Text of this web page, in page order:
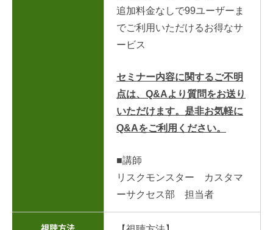
追加料金なしで99ユーザーま
でご利用いただけるお得なサ
ービス
セミナー内容に関するご不明
点は、Q&Aより質問をお送り
いただけます。是非お気軽に
Q&Aをご利用ください。
■講師
リスクモンスター カスタマ
ーサクセス部 担当者
視聴方法